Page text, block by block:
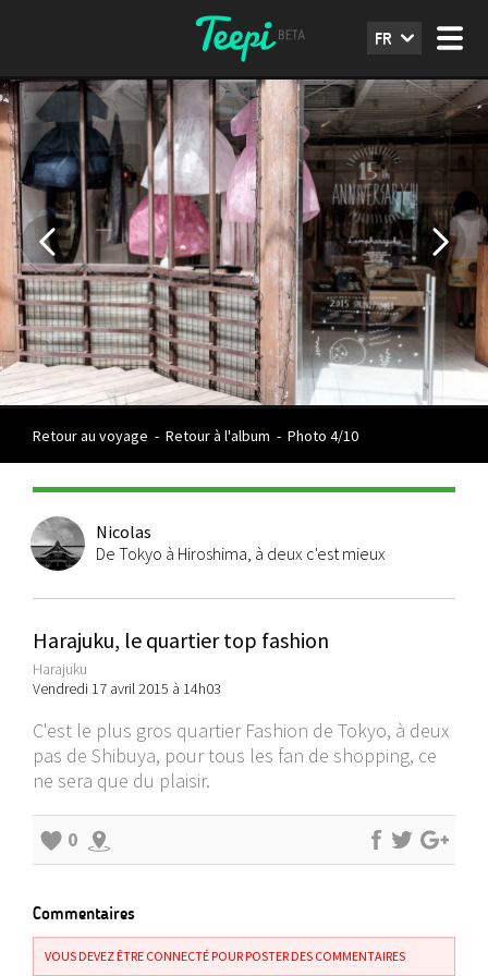
FR
Retour au voyage - Retour à l'album - Photo 4/10
Nicolas
De Tokyo à Hiroshima, à deux c'est mieux
Harajuku, le quartier top fashion
Harajuku
Vendredi 17 avril 2015 à 14h03
C'est le plus gros quartier Fashion de Tokyo, à deux
pas de Shibuya, pour tous les fan de shopping, ce
ne sera que du plaisir.
0
Commentaires
VOUS DEVEZ ÊTRE CONNECTÉ POUR POSTER DES COMMENTAIRES